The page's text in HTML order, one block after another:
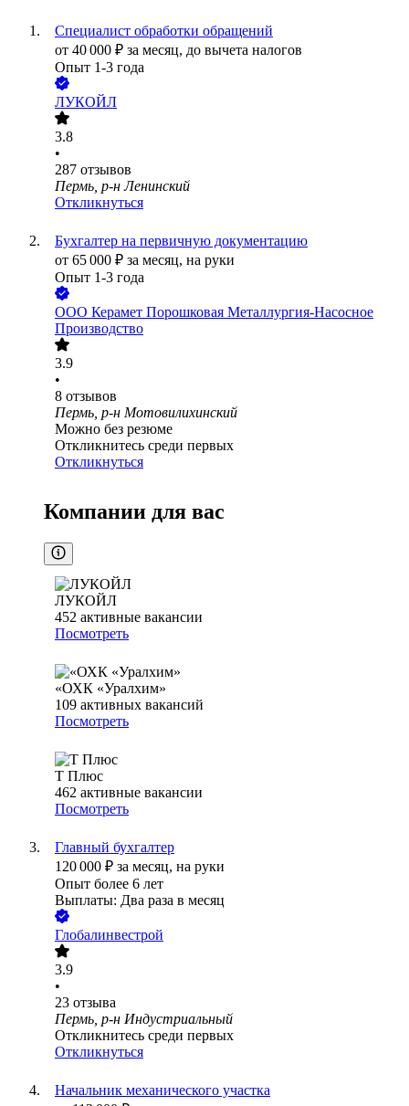
Специалист обработки обращений
от 40 000 ₽ за месяц, до вычета налогов
Опыт 1-3 года
ЛУКОЙЛ
3.8
•
287 отзывов
Пермь, р-н Ленинский
Откликнуться
Бухгалтер на первичную документацию
от 65 000 ₽ за месяц, на руки
Опыт 1-3 года
ООО Керамет Порошковая Металлургия-Насосное
Производство
3.9
•
8 отзывов
Пермь, р-н Мотовилихинский
Можно без резюме
Откликнитесь среди первых
Откликнуться
Компании для вас
ЛУКОЙЛ
452 активные вакансии
Посмотреть
«ОХК «Уралхим»
109 активных вакансий
Посмотреть
Т Плюс
462 активные вакансии
Посмотреть
Главный бухгалтер
120 000 ₽ за месяц, на руки
Опыт более 6 лет
Выплаты: Два раза в месяц
Глобалинвестрой
3.9
•
23 отзыва
Пермь, р-н Индустриальный
Откликнитесь среди первых
Откликнуться
Начальник механического участка